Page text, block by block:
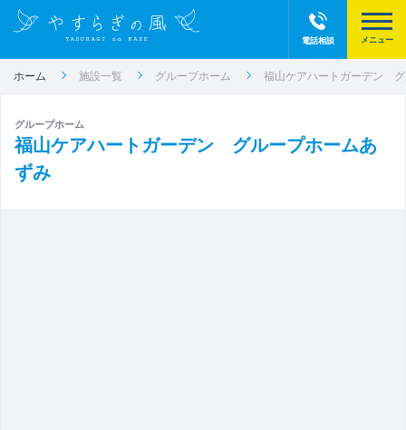
電話相談
ホーム 施設一覧 グループホーム 福山ケアハートガーデン グ
グループホーム
福山ケアハートガーデン グループホームあ
ずみ